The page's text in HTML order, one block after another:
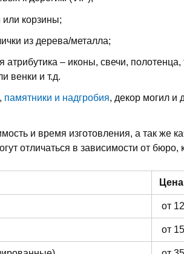
корзины;
из дерева/металла;
атрибутика – иконы, свечи,
венки и т.д.
памятники и надгробия, декор могил и
и время изготовления, а так же
отличаться в зависимости от бюро,
Цена
от
от